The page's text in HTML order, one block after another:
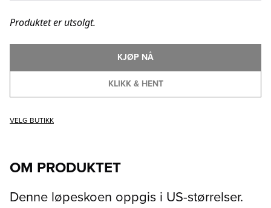
Produktet er utsolgt.
KLIKK & HENT
KJØP NÅ
VELG BUTIKK
OM PRODUKTET
Denne løpeskoen oppgis i US-størrelser.